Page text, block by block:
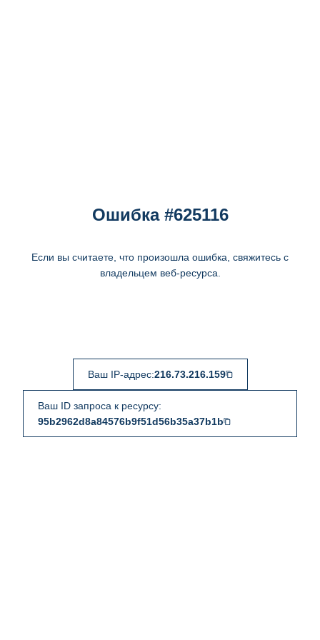
Ошибка #625116
Если вы считаете, что произошла ошибка, свяжитесь с
владельцем веб-ресурса.
Ваш IP-адрес:216.73.216.159
Ваш ID запроса к ресурсу:
95b2962d8a84576b9f51d56b35a37b1b